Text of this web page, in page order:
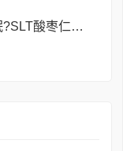
彻夜难眠?SLT酸枣仁胶囊——让你躺下就困,整夜安睡到天亮!